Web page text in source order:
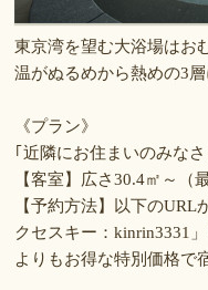
東京湾を望む大浴場はお
温がぬるめから熱めの3
《プラン》
｢近隣にお住まいのみな
【客室】広さ30.4㎡～
【予約方法】以下のURL
クセスキー：kinrin3331
よりもお得な特別価格で